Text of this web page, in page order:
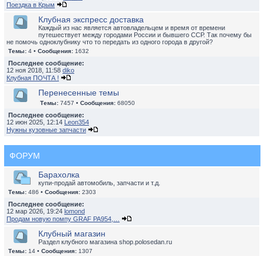
Поездка в Крым
Клубная экспресс доставка
Каждый из нас является автовладельцем и время от времени
путешествует между городами России и бывшего ССР. Так почему бы
не помочь одноклубнику что то передать из одного города в другой?
Темы: 4 • Сообщения: 1632
Последнее сообщение:
12 ноя 2018, 11:58 diko
Клубная ПОЧТА !
Перенесенные темы
Темы: 7457 • Сообщения: 68050
Последнее сообщение:
12 июн 2025, 12:14 Leon354
Нужны кузовные запчасти
ФОРУМ
Барахолка
купи-продай автомобиль, запчасти и т.д.
Темы: 486 • Сообщения: 2303
Последнее сообщение:
12 мар 2026, 19:24 lomond
Продам новую помпу GRAF PA954,…
Клубный магазин
Раздел клубного магазина shop.polosedan.ru
Темы: 14 • Сообщения: 1307